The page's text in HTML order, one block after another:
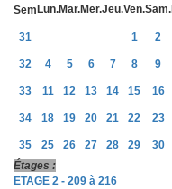
Sem Lun.Mar.Mer.Jeu.Ven.Sam.
31 1 2
32 4 5 6 7 8 9
33 11 12 13 14 15 16
34 18 19 20 21 22 23
35 25 26 27 28 29 30
Étages :
ETAGE 2 - 209 à 216